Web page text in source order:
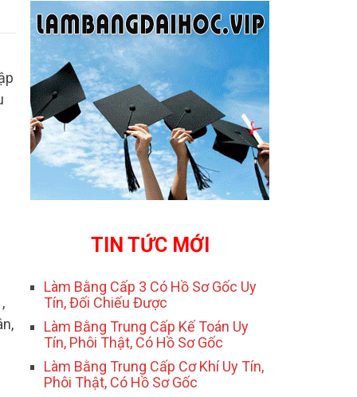
TIN TỨC MỚI
Làm Bằng Cấp 3 Có Hồ Sơ Gốc Uy
Tín, Đối Chiếu Được
Làm Bằng Trung Cấp Kế Toán Uy
Tín, Phôi Thật, Có Hồ Sơ Gốc
Làm Bằng Trung Cấp Cơ Khí Uy Tín,
Phôi Thật, Có Hồ Sơ Gốc